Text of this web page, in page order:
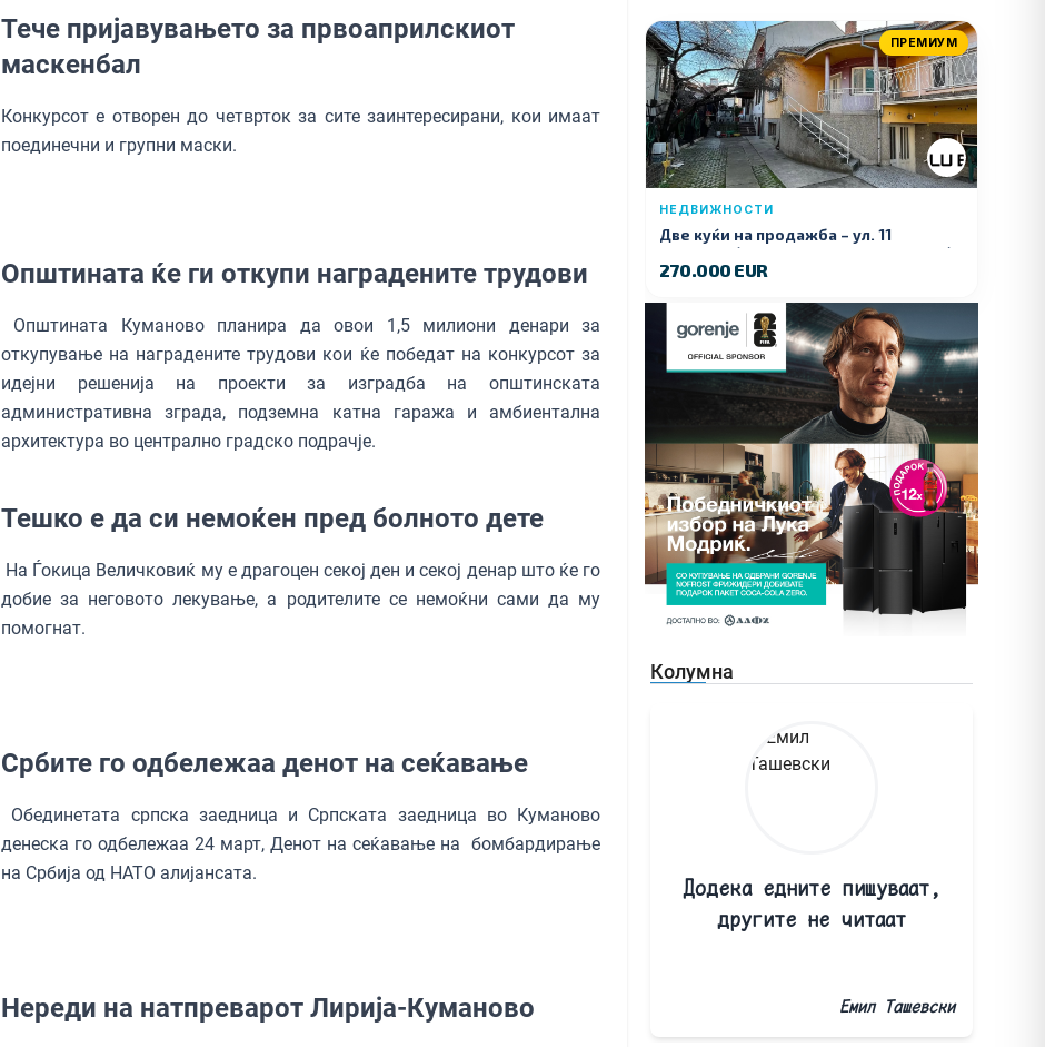
Тече пријавувањето за првоаприлскиот
маскенбал
Конкурсот е отворен до четврток за сите заинтересирани, кои имаат
поединечни и групни маски.
Општината ќе ги откупи наградените трудови
Општината Куманово планира да овои 1,5 милиони денари за
откупување на наградените трудови кои ќе победат на конкурсот за
идејни решенија на проекти за изградба на општинската
административна зграда, подземна катна гаража и амбиентална
архитектура во централно градско подрачје.
Тешко е да си немоќен пред болното дете
На Ѓокица Величковиќ му е драгоцен секој ден и секој денар што ќе го
добие за неговото лекување, а родителите се немоќни сами да му
помогнат.
Србите го одбележаа денот на сеќавање
Обединетата српска заедница и Српската заедница во Куманово
денеска го одбележаа 24 март, Денот на сеќавање на бомбардирање
на Србија од НАТО алијансата.
Нереди на натпреварот Лирија-Куманово
ПРЕМИУМ
НЕДВИЖНОСТИ
Две куќи на продажба – ул. 11
Ноември (Наспроти Селман Туризам)
270.000 EUR
Колумна
Додека едните пишуваат,
другите не читаат
Емил Ташевски